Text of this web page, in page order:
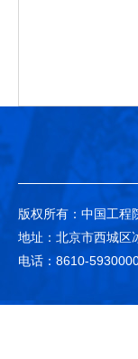
版权所有：中国工程
地址：北京市西城区
电话：8610-